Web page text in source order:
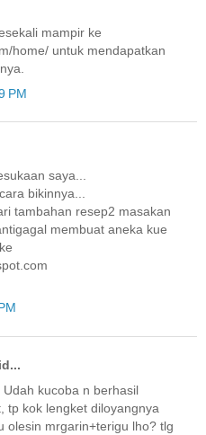
mampir ke
home/ untuk mendapatkan
PM
saya...
bikinnya...
tambahan resep2 masakan
membuat aneka kue
kucoba n berhasil
tp kok lengket diloyangnya
olesin mrgarin+terigu lho? tlg